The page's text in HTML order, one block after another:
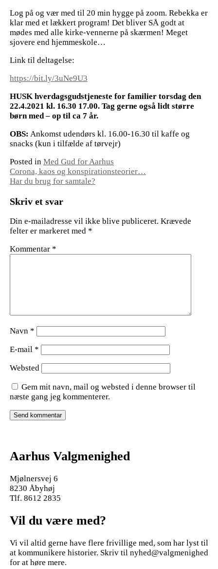
Log på og vær med til 20 min hygge på zoom. Rebekka er
klar med et lækkert program! Det bliver SÅ godt at
mødes med alle kirke-vennerne på skærmen! Meget
sjovere end hjemmeskole…
Link til deltagelse:
https://bit.ly/3uNe9U3
HUSK hverdagsgudstjeneste for familier torsdag den
22.4.2021 kl. 16.30 17.00. Tag gerne også lidt større
børn med – op til ca 7 år.
OBS: Ankomst udendørs kl. 16.00-16.30 til kaffe og
snacks (kun i tilfælde af tørvejr)
Posted in Med Gud for Aarhus
Indlægsnavigation
Corona, kaos og konspirationsteorier…
Har du brug for samtale?
Skriv et svar
Din e-mailadresse vil ikke blive publiceret. Krævede
felter er markeret med *
Kommentar *
Navn *
E-mail *
Websted
Gem mit navn, mail og websted i denne browser til
næste gang jeg kommenterer.
Aarhus Valgmenighed
Mjølnersvej 6
8230 Åbyhøj
Tlf. 8612 2835
Vil du være med?
Vi vil altid gerne have flere frivillige med, som har lyst til
at kommunikere historier. Skriv til nyhed@valgmenighed
for at høre mere.